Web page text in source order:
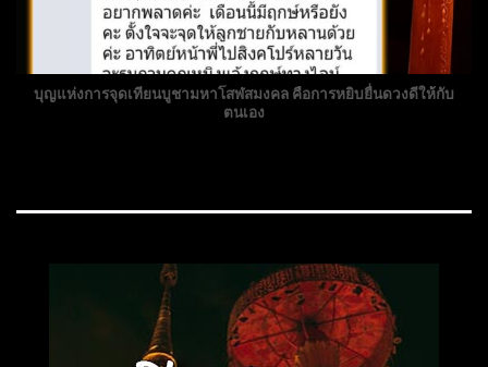
บุญแห่งการจุดเทียนบูชามหาโสฬสมงคล คือการหยิบยื่นดวงดีให้กับ
ตนเอง